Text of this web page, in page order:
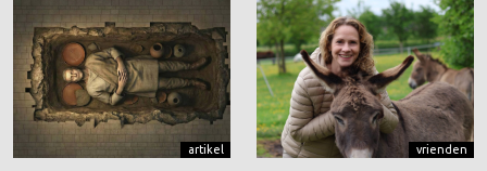
artikel vrienden